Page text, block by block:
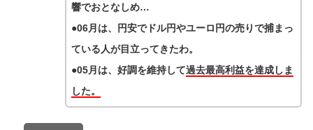
響でおとなしめ…
●06月は、円安でドル円やユーロ円の売りで捕まっ
ている人が目立ってきたわ。
●05月は、好調を維持して過去最高利益を達成しま
した。